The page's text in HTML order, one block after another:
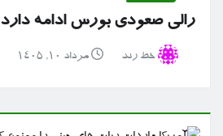
رالی صعودی بورس ادامه دارد
خط رند مرداد ۱۰, ۱۴۰۵